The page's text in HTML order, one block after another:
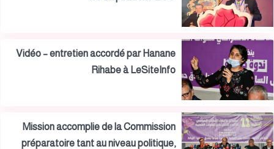
Vidéo – entretien accordé par Hanane
Rihabe à LeSiteInfo
Mission accomplie de la Commission
préparatoire tant au niveau politique,